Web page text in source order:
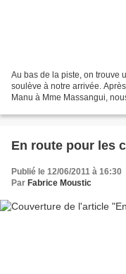
Au bas de la piste, on trouve
soulève à notre arrivée.
Manu à Mme Massangui,
En route pour les
Publié le 12/06/2011 à 16:30
Par Fabrice Moustic